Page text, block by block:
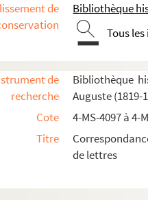
de
Bibliothèque
Tous
de
recherche
Bibliothèque
Auguste
Cote
4-MS-4097 à 4-
Titre
de lettres